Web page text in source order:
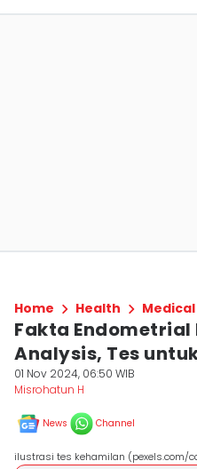
Home Health Medical
Fakta
Analysis, Tes
01 Nov 2024, 06:50 WIB
Misrohatun H
News Channel
ilustrasi tes kehamilan (pexels.com/